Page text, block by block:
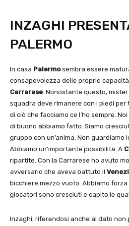
INZAGHI
PALERMO
In casa Palermosembra essere
consapevolezza delle proprie
Carrarese. Nonostante questo,
squadra deve rimanere con i piedi per
di ciò che facciamo ce l’ho sempre.
di buono abbiamo fatto. Siamo
gruppo con un’anima. Non guardiamo
Abbiamo un’importante possibilità. A
ripartite. Con la Carrarese ho avuto
avversario che aveva battuto il
bicchiere mezzo vuoto. Abbiamo forza
giocatori sono cresciuti e capito le
Inzaghi, riferendosi anche al dato